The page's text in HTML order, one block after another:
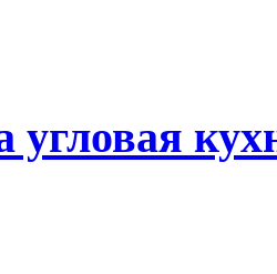
угловая